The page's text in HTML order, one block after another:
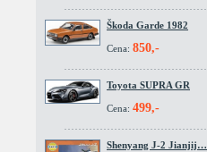
Škoda Garde 1982
Cena: 850,-
Toyota SUPRA GR
Cena: 499,-
Shenyang J-2 Jianjij…